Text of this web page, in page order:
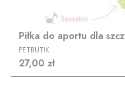
Piłka do aportu dla
PRODUCENT
PETBUTIK
Cena
27,00 zł